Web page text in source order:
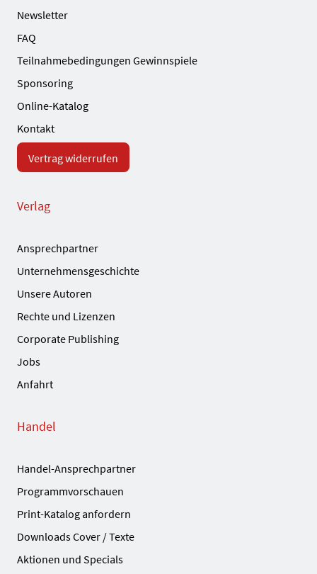
Newsletter
FAQ
Teilnahmebedingungen Gewinnspiele
Sponsoring
Online-Katalog
Kontakt
Vertrag widerrufen
Verlag
Ansprechpartner
Unternehmensgeschichte
Unsere Autoren
Rechte und Lizenzen
Corporate Publishing
Jobs
Anfahrt
Handel
Handel-Ansprechpartner
Programmvorschauen
Print-Katalog anfordern
Downloads Cover / Texte
Aktionen und Specials